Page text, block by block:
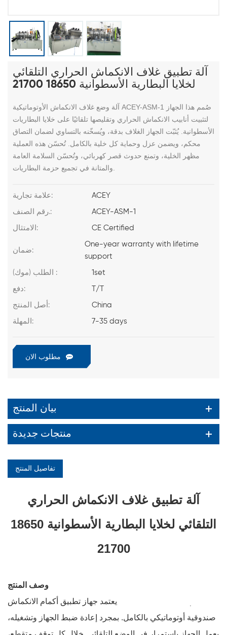
آلة تطبيق غلاف الانكماش الحراري التلقائي
لخلايا البطارية الأسطوانية 18650 21700
آلة وضع غلاف الانكماش الأوتوماتيكية ACEY-ASM-1
صُمم هذا الجهاز
لتثبيت أنابيب الانكماش الحراري وتقليصها تلقائيًا على خلايا البطاريات
الأسطوانية. يُثبّت الجهاز الغلاف بدقة، ويُسخّنه بالتساوي لضمان التصاق
محكم، ويضمن عزل وحماية كل خلية بالكامل. تُحسّن هذه العملية
مظهر الخلية، وتمنع حدوث قصر كهربائي، وتُحسّن السلامة العامة
علامة تجارية: ACEY
رقم الصنف.: ACEY-ASM-1
الامتثال: CE Certified
ضمان:
One-year warranty with lifetime
support
الطلب (موك) : 1set
دفع: T/T
أصل المنتج: China
المهلة: 7-35 days
مطلوب الان
بيان المنتج
منتجات جديدة
تفاصيل المنتج
آلة تطبيق غلاف الانكماش الحراري
التلقائي لخلايا البطارية الأسطوانية 18650
21700
وصف المنتج
يعتمد جهاز تطبيق أكمام الانكماش ACEY-ASM-1 نظام تغذية
صندوقية أوتوماتيكي بالكامل. بمجرد إعادة ضبط الجهاز وتشغيله،